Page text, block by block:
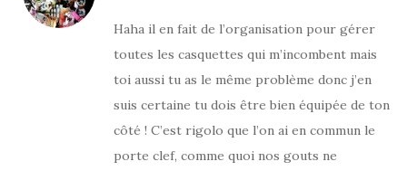
Haha il en fait de l’organisation pour gérer
toutes les casquettes qui m’incombent mais
toi aussi tu as le même problème donc j’en
suis certaine tu dois être bien équipée de ton
côté ! C’est rigolo que l’on ai en commun le
porte clef, comme quoi nos gouts ne